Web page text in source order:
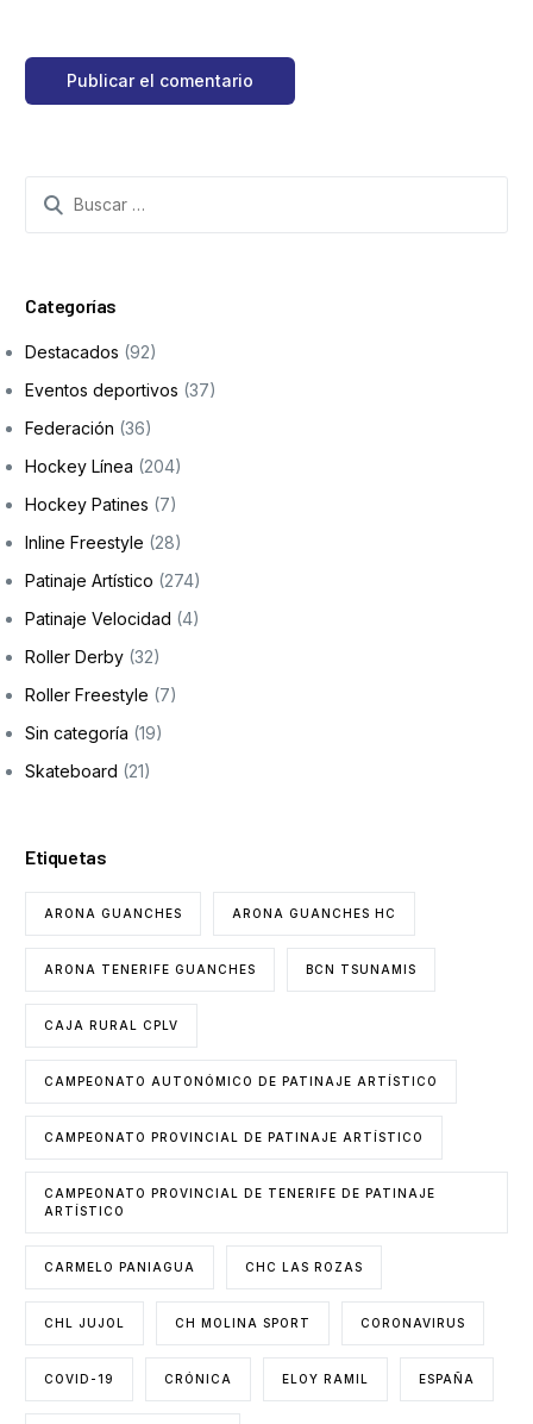
Categorías
Destacados (92)
Eventos deportivos (37)
Federación (36)
Hockey Línea (204)
Hockey Patines (7)
Inline Freestyle (28)
Patinaje Artístico (274)
Patinaje Velocidad (4)
Roller Derby (32)
Roller Freestyle (7)
Sin categoría (19)
Skateboard (21)
Etiquetas
ARONA GUANCHES ARONA GUANCHES HC
ARONA TENERIFE GUANCHES BCN TSUNAMIS
CAJA RURAL CPLV
CAMPEONATO AUTONÓMICO DE PATINAJE ARTÍSTICO
CAMPEONATO PROVINCIAL DE PATINAJE ARTÍSTICO
CAMPEONATO PROVINCIAL DE TENERIFE DE PATINAJE
ARTÍSTICO
CARMELO PANIAGUA CHC LAS ROZAS
CHL JUJOL CH MOLINA SPORT CORONAVIRUS
COVID-19 CRÓNICA ELOY RAMIL ESPAÑA